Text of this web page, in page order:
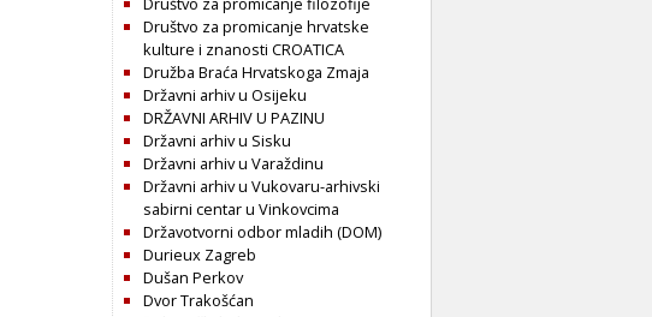
Društvo za promicanje hrvatske
kulture i znanosti CROATICA
Družba Braća Hrvatskoga Zmaja
Državni arhiv u Osijeku
DRŽAVNI ARHIV U PAZINU
Državni arhiv u Sisku
Državni arhiv u Varaždinu
Državni arhiv u Vukovaru-arhivski
sabirni centar u Vinkovcima
Državotvorni odbor mladih (DOM)
Durieux Zagreb
Dušan Perkov
Dvor Trakošćan